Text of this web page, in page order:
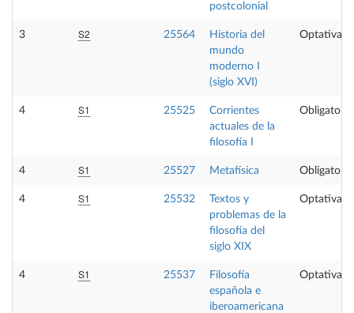
postcolonial
3 S2 25564
Historia del
mundo
moderno I
(siglo XVI)
Optativa
4 S1 25525
Corrientes
actuales de la
filosofía I
Obligatoria
4 S1 25527 Metafísica Obligatoria
4 S1 25532
Textos y
problemas de la
filosofía del
siglo XIX
Optativa
4 S1 25537
Filosofía
española e
iberoamericana
Optativa